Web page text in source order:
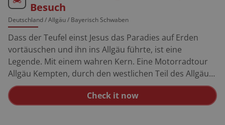
Besuch
Deutschland/ Allgäu / Bayerisch Schwaben
Dass der Teufel einst Jesus das Paradies auf Erden
vortäuschen und ihn ins Allgäu führte, ist eine
Legende. Mit einem wahren Kern. Eine Motorradtour
Allgäu Kempten, durch den westlichen Teil des Allgäus
verdeutlicht, weshalb dieser Kern ziemlich groß ist. Für
alle, die sich über die Region informieren möchten,
Check it now